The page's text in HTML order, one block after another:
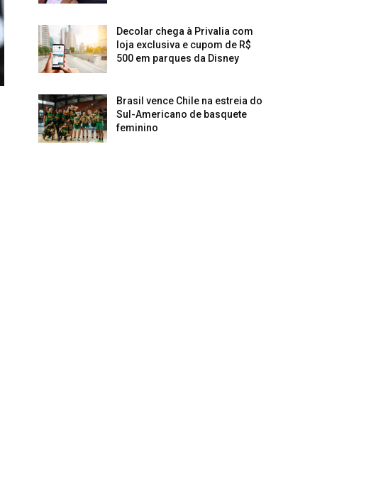
Decolar chega à Privalia com
loja exclusiva e cupom de R$
500 em parques da Disney
Brasil vence Chile na estreia do
Sul-Americano de basquete
feminino